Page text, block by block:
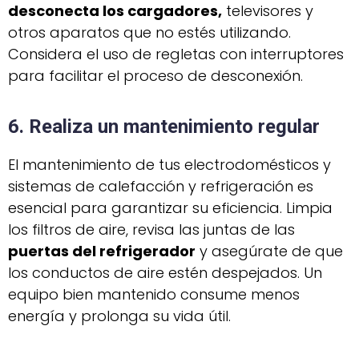
desconecta los cargadores, televisores y
otros aparatos que no estés utilizando.
Considera el uso de regletas con interruptores
para facilitar el proceso de desconexión.
6. Realiza un mantenimiento regular
El mantenimiento de tus electrodomésticos y
sistemas de calefacción y refrigeración es
esencial para garantizar su eficiencia. Limpia
los filtros de aire, revisa las juntas de las
puertas del refrigerador y asegúrate de que
los conductos de aire estén despejados. Un
equipo bien mantenido consume menos
energía y prolonga su vida útil.